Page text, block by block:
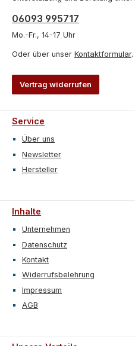
06093 995717
Mo.-Fr., 14-17 Uhr
Oder über unser Kontaktformular.
Vertrag widerrufen
Service
Über uns
Newsletter
Hersteller
Inhalte
Unternehmen
Datenschutz
Kontakt
Widerrufsbelehrung
Impressum
AGB